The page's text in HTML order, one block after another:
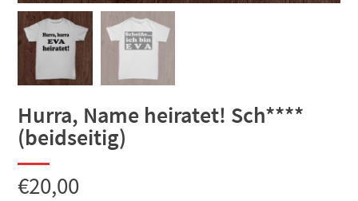
Hurra, Name heiratet! Sch****
(beidseitig)
€20,00